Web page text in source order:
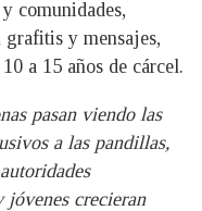
comunidades,
grafitis y mensajes,
a 15 años de cárcel.
pasan viendo las
a las pandillas,
jóvenes crecieran